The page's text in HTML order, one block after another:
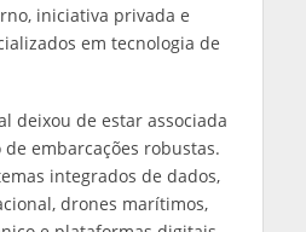
iniciativa privada e
em tecnologia de
deixou de estar associada
embarcações robustas.
integrados de dados,
drones marítimos,